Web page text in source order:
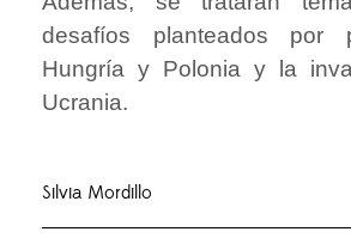
desafíos planteados por
Hungría y Polonia y la
Ucrania.
Silvia Mordillo